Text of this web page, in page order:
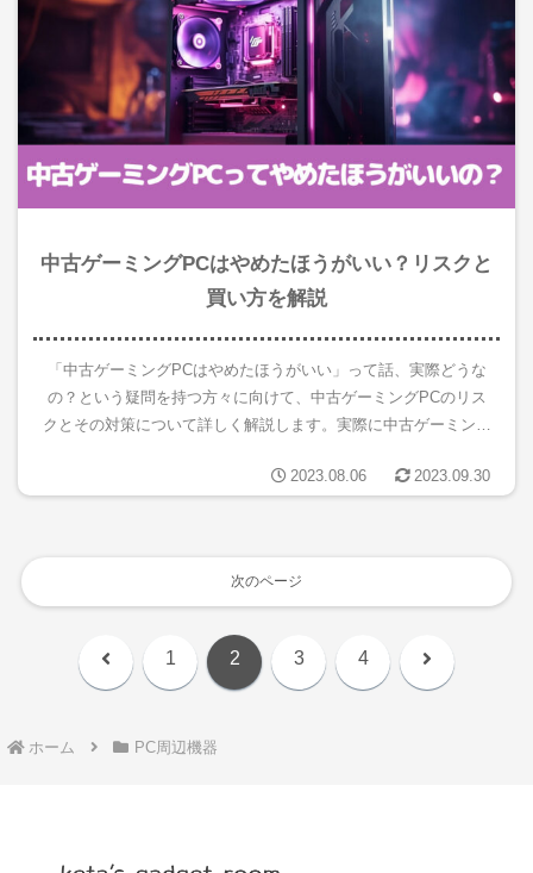
中古ゲーミングPCはやめたほうがいい？リスクと
買い方を解説
「中古ゲーミングPCはやめたほうがいい」って話、実際どうな
の？という疑問を持つ方々に向けて、中古ゲーミングPCのリス
クとその対策について詳しく解説します。実際に中古ゲーミング
性能なP...2023.08.06 2023.09.30
次のページ
前 1 2 3 4 次
ホーム PC周辺機器